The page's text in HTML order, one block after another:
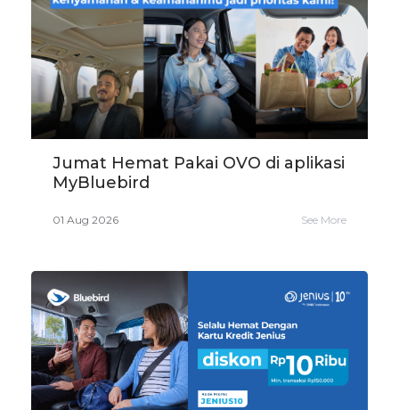
Jumat Hemat Pakai OVO di aplikasi
MyBluebird
01 Aug 2026 See More